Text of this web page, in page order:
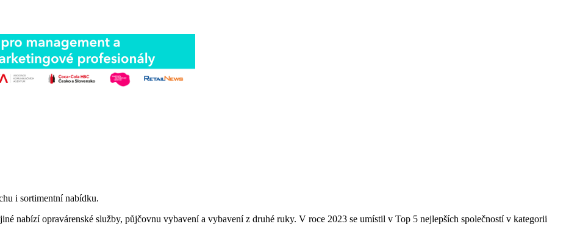
i sortimentní nabídku.
nabízí opravárenské služby, půjčovnu vybavení a vybavení z druhé ruky. V roce 2023 se umístil v Top 5 nejlepších společností v kategorii